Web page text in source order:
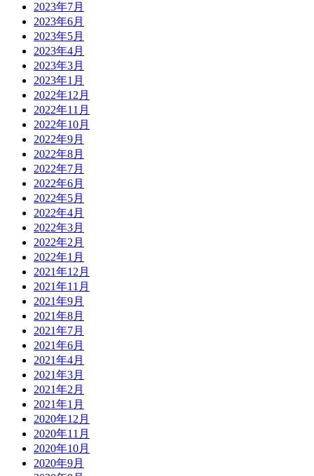
2023年7月
2023年6月
2023年5月
2023年4月
2023年3月
2023年1月
2022年12月
2022年11月
2022年10月
2022年9月
2022年8月
2022年7月
2022年6月
2022年5月
2022年4月
2022年3月
2022年2月
2022年1月
2021年12月
2021年11月
2021年9月
2021年8月
2021年7月
2021年6月
2021年4月
2021年3月
2021年2月
2021年1月
2020年12月
2020年11月
2020年10月
2020年9月